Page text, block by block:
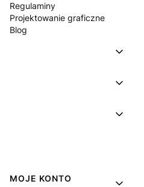
Regulaminy
Projektowanie graficzne
Blog
MOJE KONTO